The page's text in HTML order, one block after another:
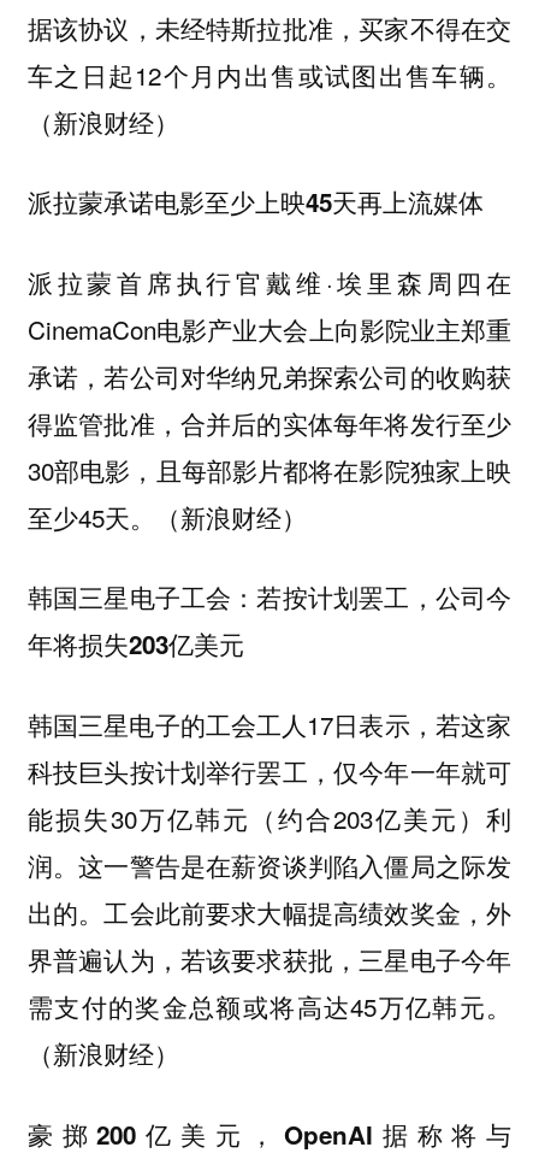
据该协议，未经特斯拉批准，买家不得在交
车之日起12个月内出售或试图出售车辆。
（新浪财经）
派拉蒙承诺电影至少上映45天再上流媒体
派拉蒙首席执行官戴维·埃里森周四在
CinemaCon电影产业大会上向影院业主郑重
承诺，若公司对华纳兄弟探索公司的收购获
得监管批准，合并后的实体每年将发行至少
30部电影，且每部影片都将在影院独家上映
至少45天。（新浪财经）
韩国三星电子工会：若按计划罢工，公司今
年将损失203亿美元
韩国三星电子的工会工人17日表示，若这家
科技巨头按计划举行罢工，仅今年一年就可
能损失30万亿韩元（约合203亿美元）利
润。这一警告是在薪资谈判陷入僵局之际发
出的。工会此前要求大幅提高绩效奖金，外
界普遍认为，若该要求获批，三星电子今年
需支付的奖金总额或将高达45万亿韩元。
（新浪财经）
豪掷200亿美元，OpenAI据称将与